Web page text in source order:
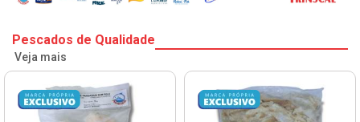
Pescados de Qualidade
Veja mais